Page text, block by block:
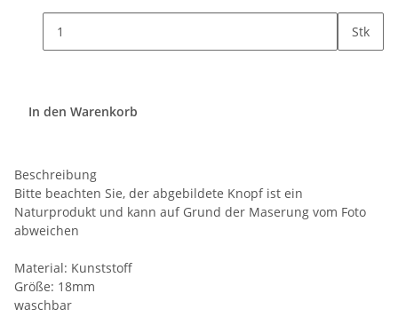
Stk
In den Warenkorb
Beschreibung
Bitte beachten Sie, der abgebildete Knopf ist ein
Naturprodukt und kann auf Grund der Maserung vom Foto
abweichen
Material: Kunststoff
Größe: 18mm
waschbar